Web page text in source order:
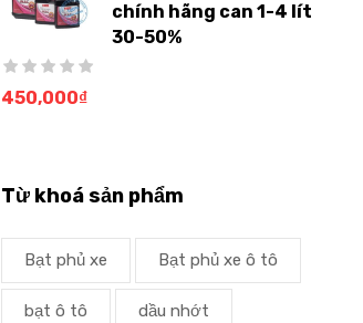
chính hãng can 1-4 lít
30-50%
450,000₫
Từ khoá sản phẩm
Bạt phủ xe Bạt phủ xe ô tô
bạt ô tô dầu nhớt